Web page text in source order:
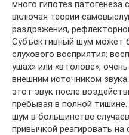
много гипотез патогенеза
включая теории
раздражения,
Субъективный шум может
слухового восприятия:
ушах» или «в голове»,
внешним источником
этот звук после
пребывая в полной
шум в большинстве
привычкой реагировать